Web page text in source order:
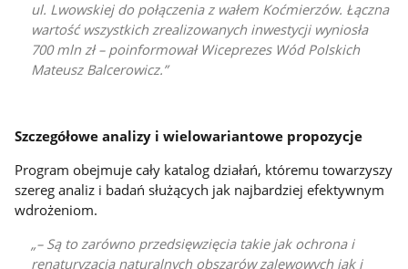
ul. Lwowskiej do połączenia z wałem Koćmierzów. Łączna
wartość wszystkich zrealizowanych inwestycji wyniosła
700 mln zł – poinformował Wiceprezes Wód Polskich
Mateusz Balcerowicz.
Szczegółowe analizy i wielowariantowe propozycje
Program obejmuje cały katalog działań, któremu towarzyszy
szereg analiz i badań służących jak najbardziej efektywnym
wdrożeniom.
– Są to zarówno przedsięwzięcia takie jak ochrona i
renaturyzacja naturalnych obszarów zalewowych jak i